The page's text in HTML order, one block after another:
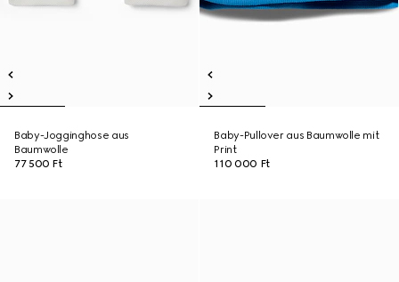
Baby-Jogginghose aus
Baumwolle
77 500 Ft
Baby-Pullover aus Baumwolle mit
Print
110 000 Ft